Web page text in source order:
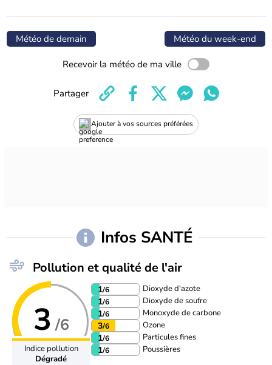
Météo de demain Météo du week-end
Recevoir la météo de ma ville
Ajouter à vos sources préférées
Partager
Infos SANTÉ
Pollution et qualité de l'air
3 /6
Indice pollution
Dégradé
1/6 Dioxyde d'azote
1/6 Dioxyde de soufre
1/6 Monoxyde de carbone
3/6 Ozone
1/6 Particules fines
1/6 Poussières